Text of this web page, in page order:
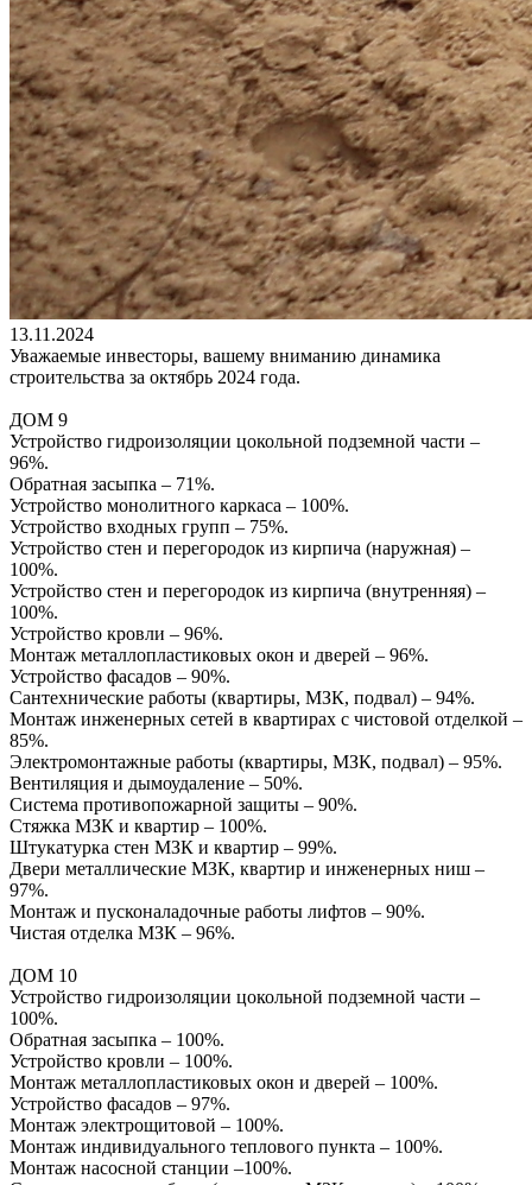
13.11.2024
Уважаемые инвесторы, вашему вниманию динамика
строительства за октябрь 2024 года.
ДОМ 9
Устройство гидроизоляции цокольной подземной части –
96%.
Обратная засыпка – 71%.
Устройство монолитного каркаса – 100%.
Устройство входных групп – 75%.
Устройство стен и перегородок из кирпича (наружная) –
100%.
Устройство стен и перегородок из кирпича (внутренняя) –
100%.
Устройство кровли – 96%.
Монтаж металлопластиковых окон и дверей – 96%.
Устройство фасадов – 90%.
Сантехнические работы (квартиры, МЗК, подвал) – 94%.
Монтаж инженерных сетей в квартирах с чистовой отделкой –
85%.
Электромонтажные работы (квартиры, МЗК, подвал) – 95%.
Вентиляция и дымоудаление – 50%.
Система противопожарной защиты – 90%.
Стяжка МЗК и квартир – 100%.
Штукатурка стен МЗК и квартир – 99%.
Двери металлические МЗК, квартир и инженерных ниш –
97%.
Монтаж и пусконаладочные работы лифтов – 90%.
Чистая отделка МЗК – 96%.
ДОМ 10
Устройство гидроизоляции цокольной подземной части –
100%.
Обратная засыпка – 100%.
Устройство кровли – 100%.
Монтаж металлопластиковых окон и дверей – 100%.
Устройство фасадов – 97%.
Монтаж электрощитовой – 100%.
Монтаж индивидуального теплового пункта – 100%.
Монтаж насосной станции –100%.